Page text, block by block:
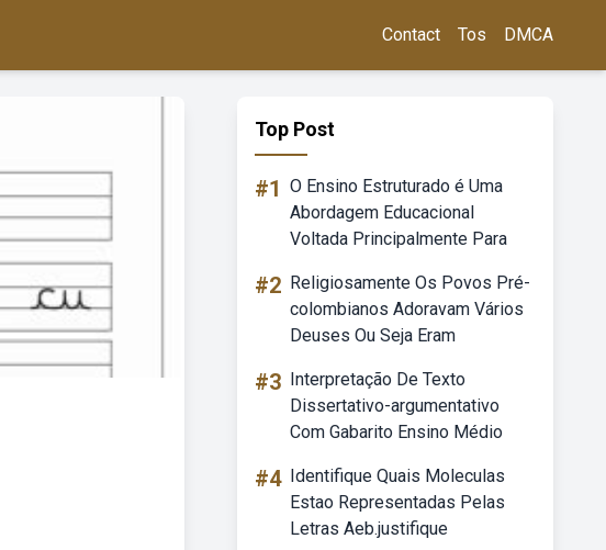
Contact Tos DMCA
Top Post
#1 O Ensino Estruturado é Uma
Abordagem Educacional
Voltada Principalmente Para
#2 Religiosamente Os Povos Pré-
colombianos Adoravam Vários
Deuses Ou Seja Eram
#3 Interpretação De Texto
Dissertativo-argumentativo
Com Gabarito Ensino Médio
#4 Identifique Quais Moleculas
Estao Representadas Pelas
Letras Aeb.justifique